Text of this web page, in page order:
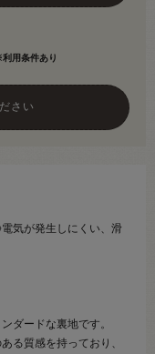
用条件あり
さい
気が発生しにくい、滑
ダードな裏地です。
る質感を持っており、